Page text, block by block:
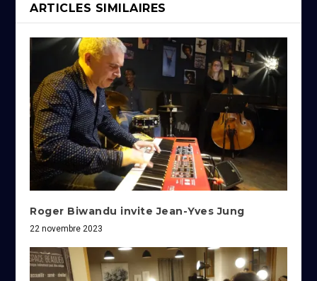
ARTICLES SIMILAIRES
Roger Biwandu invite Jean-Yves Jung
22 novembre 2023